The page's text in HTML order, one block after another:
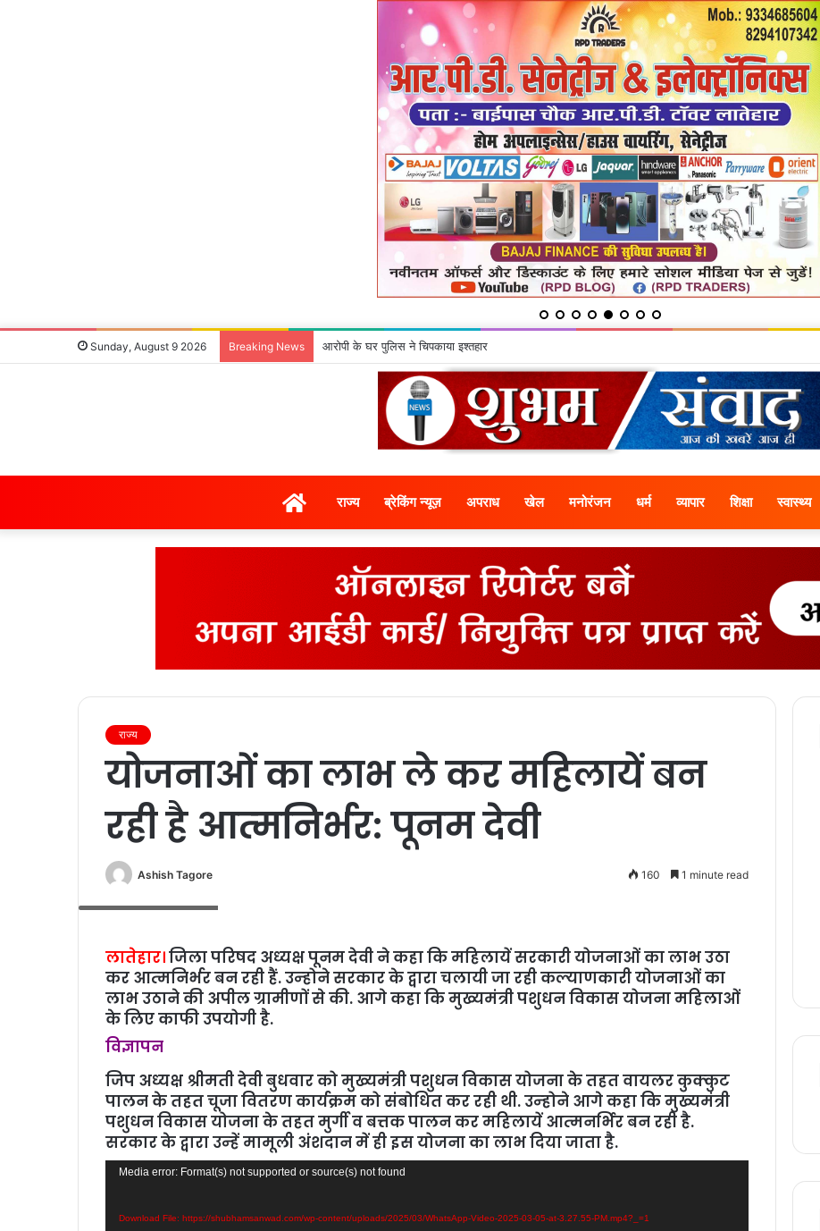
Sunday, August 9 2026 Breaking News आरोपी के घर पुलिस ने चिपकाया इश्तहार
होम राज्‍य ब्रेकिंग न्यूज़ अपराध खेल मनोरंजन धर्म व्यापार शिक्षा स्वास्थ्य
राज्‍य
योजनाओं का लाभ ले कर महिलायें बन
रही है आत्‍मनिर्भर: पूनम देवी
Ashish Tagore 160 1 minute read
लातेहार।जिला परिषद अध्‍यक्ष पूनम देवी ने कहा कि महिलायें सरकारी योजनाओं का लाभ उठा
कर आत्‍मनिर्भर बन रही हैं. उन्‍होने सरकार के द्वारा चलायी जा रही कल्‍याणकारी योजनाओं का
लाभ उठाने की अपील ग्रामीणों से की. आगे कहा कि मुख्‍यमंत्री पशुधन विकास योजना महिलाओं
के लिए काफी उपयोगी है.
विज्ञापन
जिप अध्‍यक्ष श्रीमती देवी बुधवार को मुख्‍यमंत्री पशुधन विकास योजना के तहत वायलर कुक्‍कुट
पालन के तहत चूजा वितरण कार्यक्रम को संबोधित कर रही थी. उन्‍होने आगे कहा कि मुख्‍यमंत्री
पशुधन विकास योजना के तहत मुर्गी व बत्तक पालन कर महिलायें आत्‍मनर्भिर बन रही है.
सरकार के द्वारा उन्‍हें मामूली अंशदान में ही इस योजना का लाभ दिया जाता है.
Video
Media error: Format(s) not supported or source(s) not found
Download File: https://shubhamsanwad.com/wp-content/uploads/2025/03/WhatsApp-Video-2025-03-05-at-3.27.55-PM.mp4?_=1